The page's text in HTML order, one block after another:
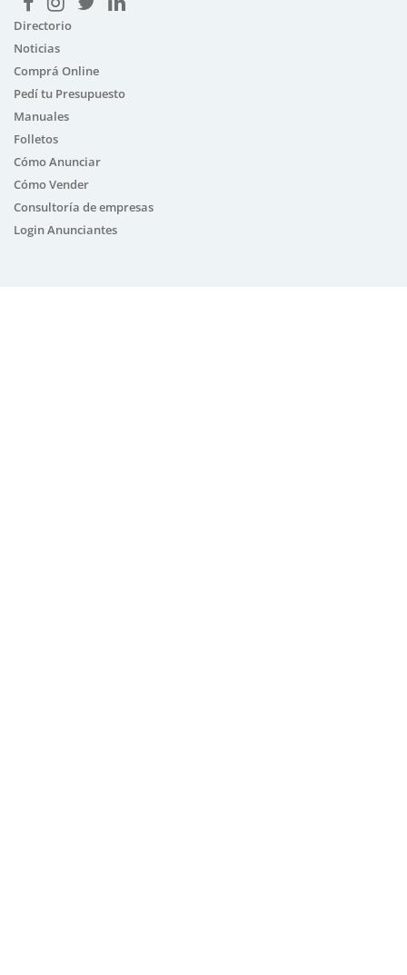
Directorio
Noticias
Comprá Online
Pedí tu Presupuesto
Manuales
Folletos
Cómo Anunciar
Cómo Vender
Consultoría de empresas
Login Anunciantes